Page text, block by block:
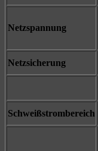
Netzspannung
Netzsicherung
Schweißstrombereich